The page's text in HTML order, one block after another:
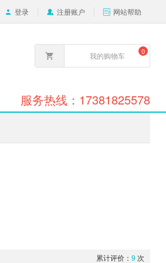
网站帮助
注册账户
登录
我的购物车 0
服务热线：17381825578
累计评价： 9 次